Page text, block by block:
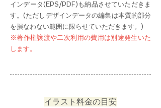
インデータ(EPS/PDF)も納品させていただきま
す。(ただしデザインデータの編集は本質的部分
を損なわない範囲に限らせていただきます。)
※著作権譲渡や二次利用の費用は別途発生いた
します。
イラスト料金の目安